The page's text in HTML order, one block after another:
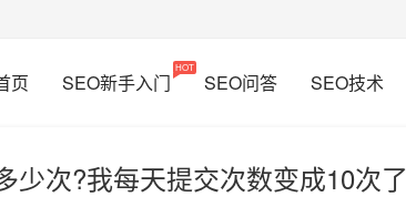
页 SEO新手入门
HOT
SEO问答 SEO技术
少次?我每天提交次数变成10次了